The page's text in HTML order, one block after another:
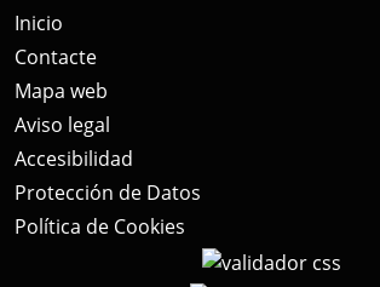
Inicio
Contacte
Mapa web
Aviso legal
Accesibilidad
Protección de Datos
Política de Cookies